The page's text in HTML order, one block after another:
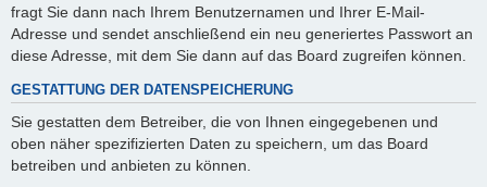
fragt Sie dann nach Ihrem Benutzernamen und Ihrer E-Mail-
Adresse und sendet anschließend ein neu generiertes Passwort an
diese Adresse, mit dem Sie dann auf das Board zugreifen können.
GESTATTUNG DER DATENSPEICHERUNG
Sie gestatten dem Betreiber, die von Ihnen eingegebenen und
oben näher spezifizierten Daten zu speichern, um das Board
betreiben und anbieten zu können.